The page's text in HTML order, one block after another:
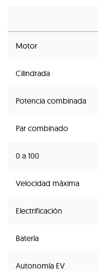
Motor
Cilindrada
Potencia combinada
Par combinado
0 a 100
Velocidad máxima
Electrificación
Batería
Autonomía EV